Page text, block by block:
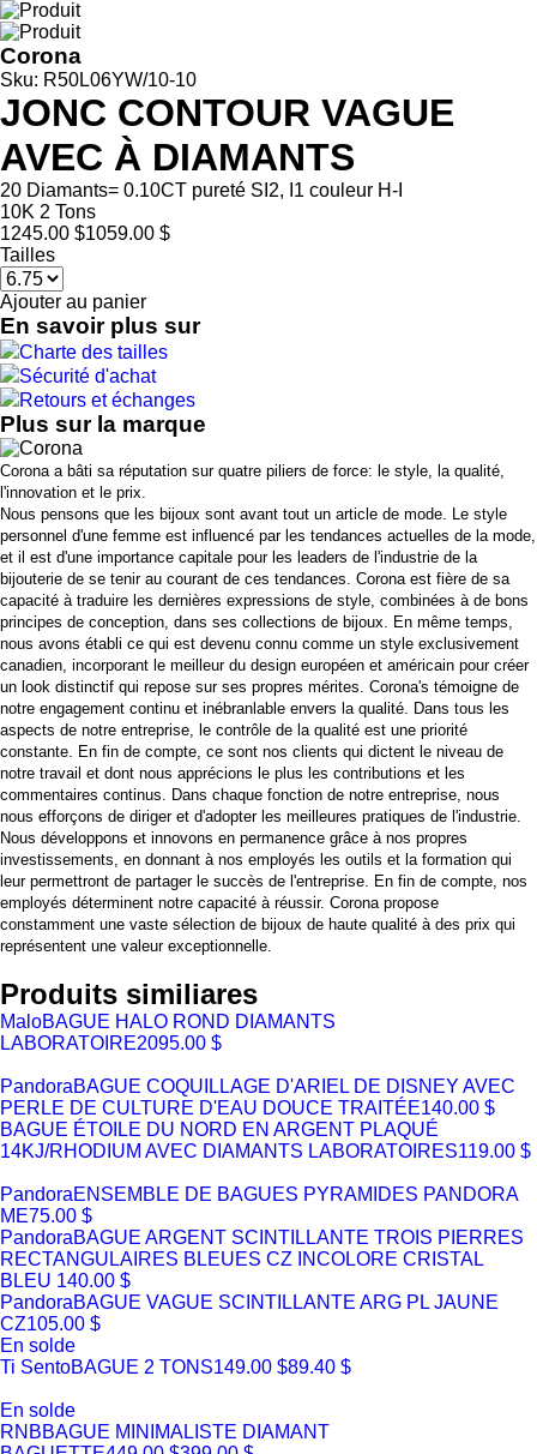
Corona
Sku: R50L06YW/10-10
JONC CONTOUR VAGUE
AVEC À DIAMANTS
20 Diamants= 0.10CT pureté SI2, I1 couleur H-I
10K 2 Tons
1245.00 $1059.00 $
Tailles
Ajouter au panier
En savoir plus sur
Charte des tailles
Sécurité d'achat
Retours et échanges
Plus sur la marque
Corona a bâti sa réputation sur quatre piliers de force: le style, la qualité,
l'innovation et le prix.
Nous pensons que les bijoux sont avant tout un article de mode. Le style
personnel d'une femme est influencé par les tendances actuelles de la mode,
et il est d'une importance capitale pour les leaders de l'industrie de la
bijouterie de se tenir au courant de ces tendances. Corona est fière de sa
capacité à traduire les dernières expressions de style, combinées à de bons
principes de conception, dans ses collections de bijoux. En même temps,
nous avons établi ce qui est devenu connu comme un style exclusivement
canadien, incorporant le meilleur du design européen et américain pour créer
un look distinctif qui repose sur ses propres mérites. Corona's témoigne de
notre engagement continu et inébranlable envers la qualité. Dans tous les
aspects de notre entreprise, le contrôle de la qualité est une priorité
constante. En fin de compte, ce sont nos clients qui dictent le niveau de
notre travail et dont nous apprécions le plus les contributions et les
commentaires continus. Dans chaque fonction de notre entreprise, nous
nous efforçons de diriger et d'adopter les meilleures pratiques de l'industrie.
Nous développons et innovons en permanence grâce à nos propres
investissements, en donnant à nos employés les outils et la formation qui
leur permettront de partager le succès de l'entreprise. En fin de compte, nos
employés déterminent notre capacité à réussir. Corona propose
constamment une vaste sélection de bijoux de haute qualité à des prix qui
représentent une valeur exceptionnelle.
Produits similiares
MaloBAGUE HALO ROND DIAMANTS
LABORATOIRE2095.00 $
PandoraBAGUE COQUILLAGE D'ARIEL DE DISNEY AVEC
PERLE DE CULTURE D'EAU DOUCE TRAITÉE140.00 $
BAGUE ÉTOILE DU NORD EN ARGENT PLAQUÉ
14KJ/RHODIUM AVEC DIAMANTS LABORATOIRES119.00 $
PandoraENSEMBLE DE BAGUES PYRAMIDES PANDORA
ME75.00 $
PandoraBAGUE ARGENT SCINTILLANTE TROIS PIERRES
RECTANGULAIRES BLEUES CZ INCOLORE CRISTAL
BLEU 140.00 $
PandoraBAGUE VAGUE SCINTILLANTE ARG PL JAUNE
CZ105.00 $
En solde
Ti SentoBAGUE 2 TONS149.00 $89.40 $
En solde
RNBBAGUE MINIMALISTE DIAMANT